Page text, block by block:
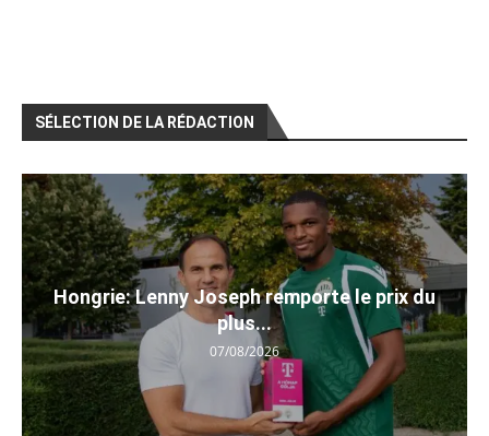
SÉLECTION DE LA RÉDACTION
Hongrie: Lenny Joseph remporte le prix du
plus...
07/08/2026